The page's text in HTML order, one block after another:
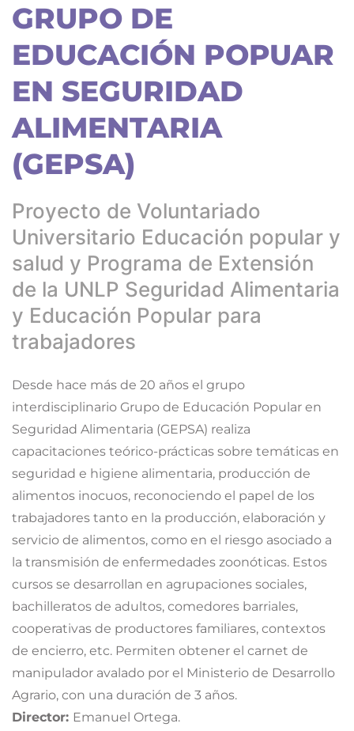
GRUPO DE
EDUCACIÓN POPUAR
EN SEGURIDAD
ALIMENTARIA
(GEPSA)
Proyecto de Voluntariado
Universitario Educación popular y
salud y Programa de Extensión
de la UNLP Seguridad Alimentaria
y Educación Popular para
trabajadores
Desde hace más de 20 años el grupo
interdisciplinario Grupo de Educación Popular en
Seguridad Alimentaria (GEPSA) realiza
capacitaciones teórico-prácticas sobre temáticas en
seguridad e higiene alimentaria, producción de
alimentos inocuos, reconociendo el papel de los
trabajadores tanto en la producción, elaboración y
servicio de alimentos, como en el riesgo asociado a
la transmisión de enfermedades zoonóticas. Estos
cursos se desarrollan en agrupaciones sociales,
bachilleratos de adultos, comedores barriales,
cooperativas de productores familiares, contextos
de encierro, etc. Permiten obtener el carnet de
manipulador avalado por el Ministerio de Desarrollo
Agrario, con una duración de 3 años.
Director: Emanuel Ortega.